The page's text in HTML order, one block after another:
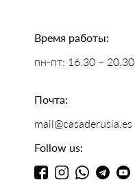
Время работы:
пн-пт: 16.30 – 20.30
Почта:
mail@casaderusia.es
Follow us: